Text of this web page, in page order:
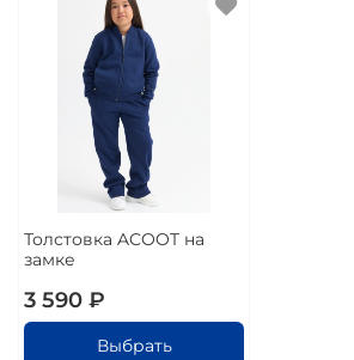
Толстовка ACOOT на
замке
3 590 ₽
Выбрать